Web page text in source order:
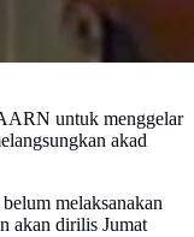
untuk menggelar
akad
melaksanakan
akan dirilis Jumat